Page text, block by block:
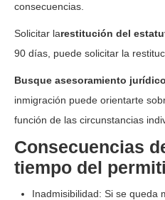
consecuencias.
Solicitar larestitución del
90 días, puede solicitar la
Busque asesoramiento jurídico
inmigración puede orientarte
función de las circunstancias
Consecuencias
tiempo del
Inadmisibilidad: Si se queda